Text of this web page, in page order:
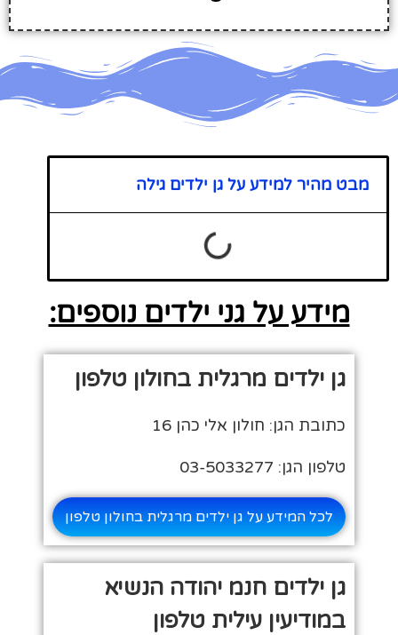
מבט מהיר למידע על גן ילדים גילה
מידע על גני ילדים נוספים:
גן ילדים מרגלית בחולון טלפון
כתובת הגן: חולון אלי כהן 16
טלפון הגן: 03-5033277
לכל המידע על גן ילדים מרגלית בחולון טלפון
גן ילדים חנמ יהודה הנשיא
במודיעין עילית טלפון